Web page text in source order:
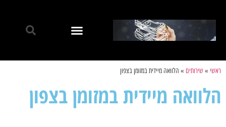
ראשי »שירותים » הלוואה מיידית במזומן בצפון
הלוואה מיידית במזומן בצפון